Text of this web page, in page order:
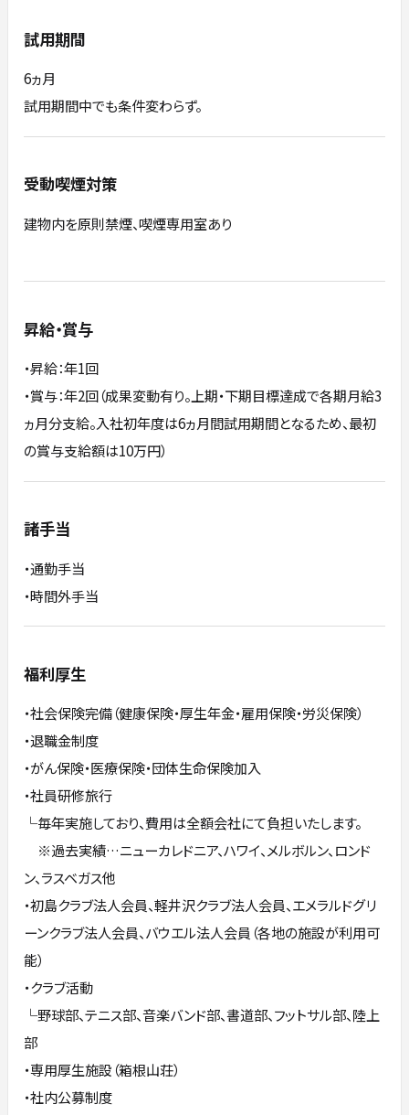
試用期間
6ヵ月
試用期間中でも条件変わらず。
受動喫煙対策
建物内を原則禁煙、喫煙専用室あり
昇給・賞与
・昇給：年1回
・賞与：年2回（成果変動有り。上期・下期目標達成で各期月給3
ヵ月分支給。入社初年度は6ヵ月間試用期間となるため、最初
の賞与支給額は10万円）
諸手当
・通勤手当
・時間外手当
福利厚生
・社会保険完備（健康保険・厚生年金・雇用保険・労災保険）
・退職金制度
・がん保険・医療保険・団体生命保険加入
・社員研修旅行
└毎年実施しており、費用は全額会社にて負担いたします。
※過去実績…ニューカレドニア、ハワイ、メルボルン、ロンド
ン、ラスベガス他
・初島クラブ法人会員、軽井沢クラブ法人会員、エメラルドグリ
ーンクラブ法人会員、バウエル法人会員（各地の施設が利用可
能）
・クラブ活動
└野球部、テニス部、音楽バンド部、書道部、フットサル部、陸上
部
・専用厚生施設（箱根山荘）
・社内公募制度